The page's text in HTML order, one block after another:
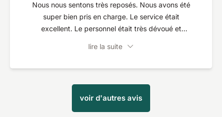
Nous nous sentons très reposés. Nous avons été
super bien pris en charge. Le service était
excellent. Le personnel était très dévoué et
lire la suite
voir d'autres avis